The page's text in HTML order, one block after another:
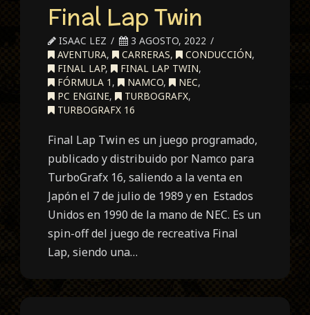
Final Lap Twin
ISAAC LEZ
3 AGOSTO, 2022
AVENTURA, CARRERAS, CONDUCCIÓN,
FINAL LAP, FINAL LAP TWIN,
FÓRMULA 1 , NAMCO, NEC,
PC ENGINE, TURBOGRAFX,
TURBOGRAFX 16
Final Lap Twin es un juego programado,
publicado y distribuido por Namco para
TurboGrafx 16, saliendo a la venta en
Japón el 7 de julio de 1989 y en Estados
Unidos en 1990 de la mano de NEC. Es un
spin-off del juego de recreativa Final
Lap, siendo una…